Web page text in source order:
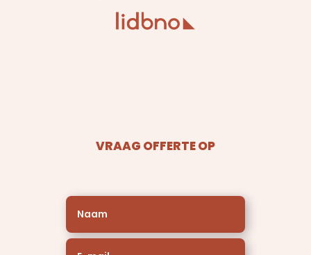
VRAAG OFFERTE OP